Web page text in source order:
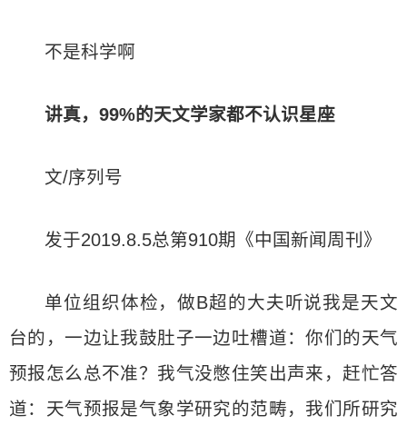
不是科学啊
讲真，99%的天文学家都不认识星座
文/序列号
发于2019.8.5总第910期《中国新闻周刊》
单位组织体检，做B超的大夫听说我是天文
台的，一边让我鼓肚子一边吐槽道：你们的天气
预报怎么总不准？我气没憋住笑出声来，赶忙答
道：天气预报是气象学研究的范畴，我们所研究